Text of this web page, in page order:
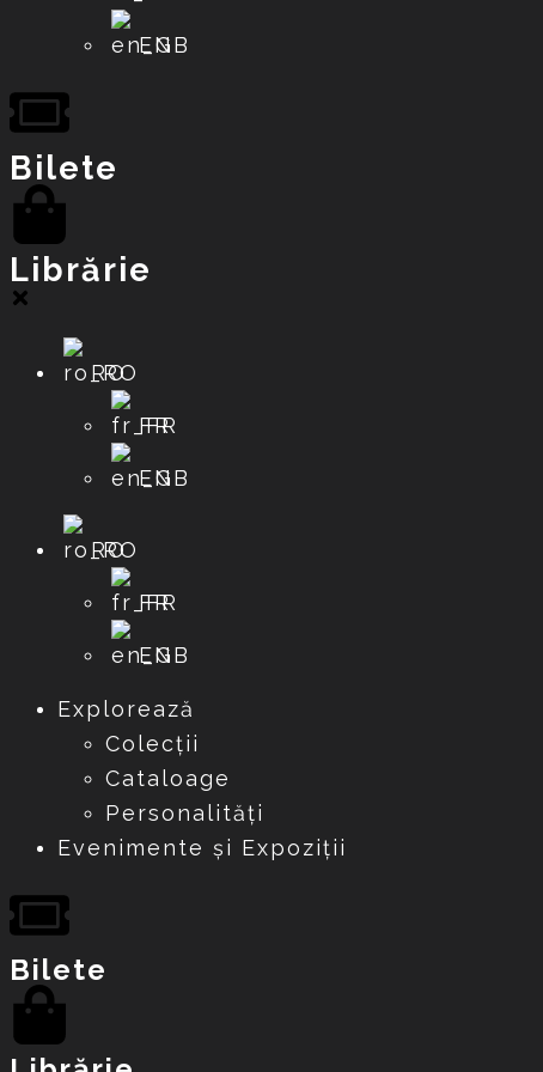
EN
Bilete
Librărie
RO
FR
EN
RO
FR
EN
Explorează
Colecții
Cataloage
Personalități
Evenimente și Expoziții
Bilete